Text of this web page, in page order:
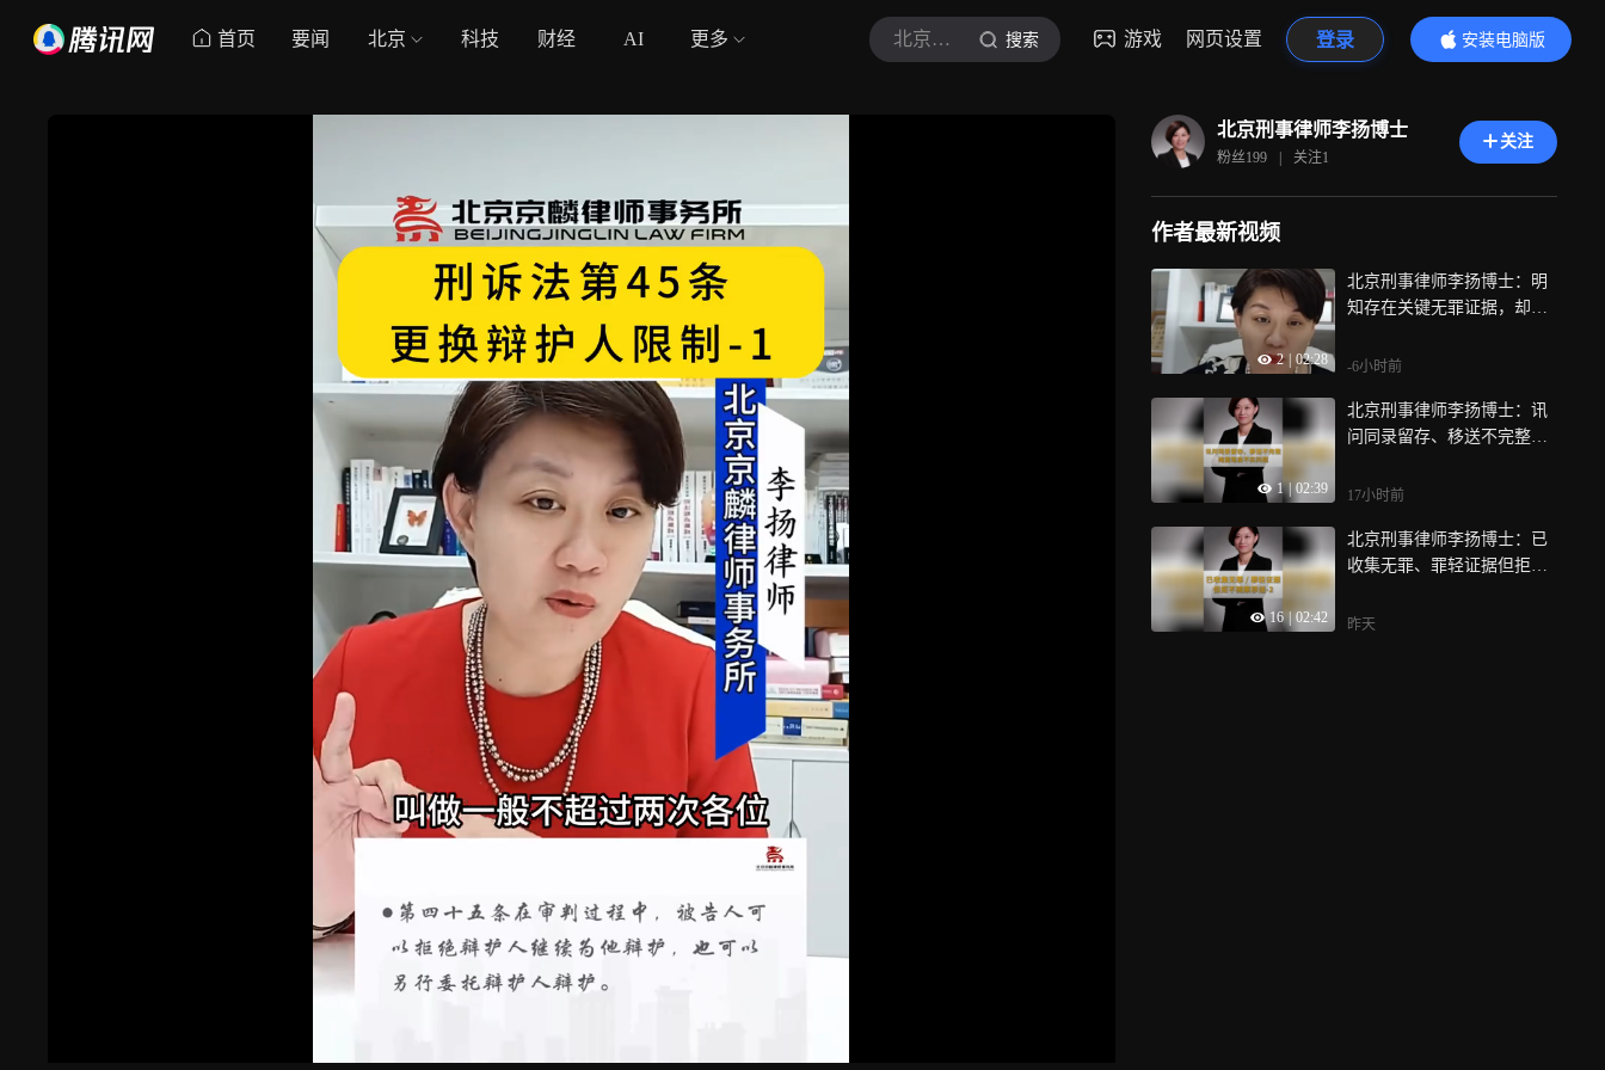
首页 要闻 北京 科技 财经 AI 更多 北京刑事律师李扬博士 搜索 游戏 网页设置 登录
安装电脑版
内容更精彩
北京刑事律师李扬博士
粉丝199 | 关注1
关注
作者最新视频
2 02:28
北京刑事律师李扬博士：明
知存在关键无罪证据，却故
-6小时前
1 | 02:39
北京刑事律师李扬博士：讯
问同录留存、移送不完整，
17小时前
16 02:42
北京刑事律师李扬博士：已
收集无罪、罪轻证据但拒不
昨天